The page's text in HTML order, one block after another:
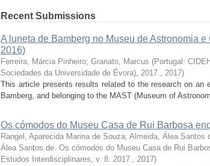
Recent Submissions
A luneta de Bamberg no Museu de Astronomia
2016)
Ferreira, Márcia Pinheiro; Granato, Marcus (Portugal:
Sociedades da Universidade de Évora), 2017., 2017)
This article presents results related to the research on an
Bamberg, and belonging to the MAST (Museum of
Os cómodos do Museu Casa de Rui Barbosa
Rangel, Aparecida Marina de Souza; Almeida, Álea Santos
Álea Santos de. Os cómodos do Museu Casa de Rui
Estudos Interdisciplinares, v. 8. 2017., 2017)